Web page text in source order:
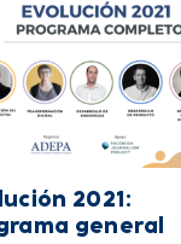
2021:
general